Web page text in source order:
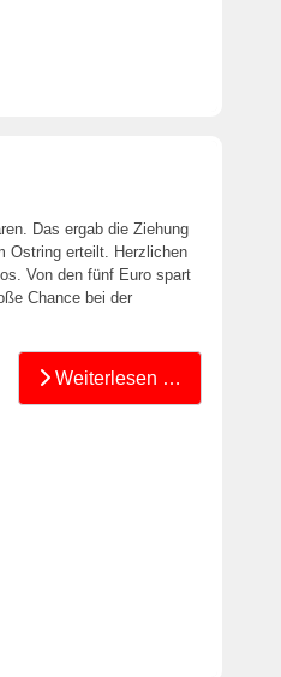
Das ergab die Ziehung
Ostring erteilt. Herzlichen
Von den fünf Euro spart
Chance bei der
Weiterlesen …